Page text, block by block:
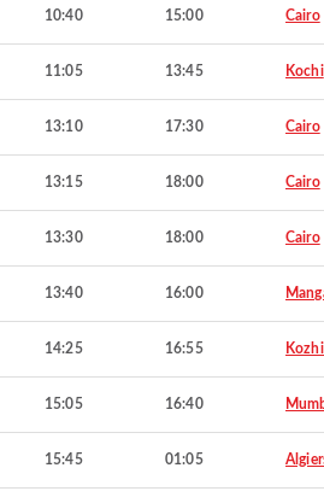
10:40 15:00 Cairo
11:05 13:45 Kochi
13:10 17:30 Cairo
13:15 18:00 Cairo
13:30 18:00 Cairo
13:40 16:00
14:25 16:55
15:05 16:40
15:45 01:05